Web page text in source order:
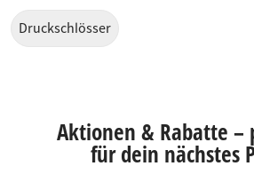
Druckschlösser
Aktionen & Rabatte –
für dein nächstes